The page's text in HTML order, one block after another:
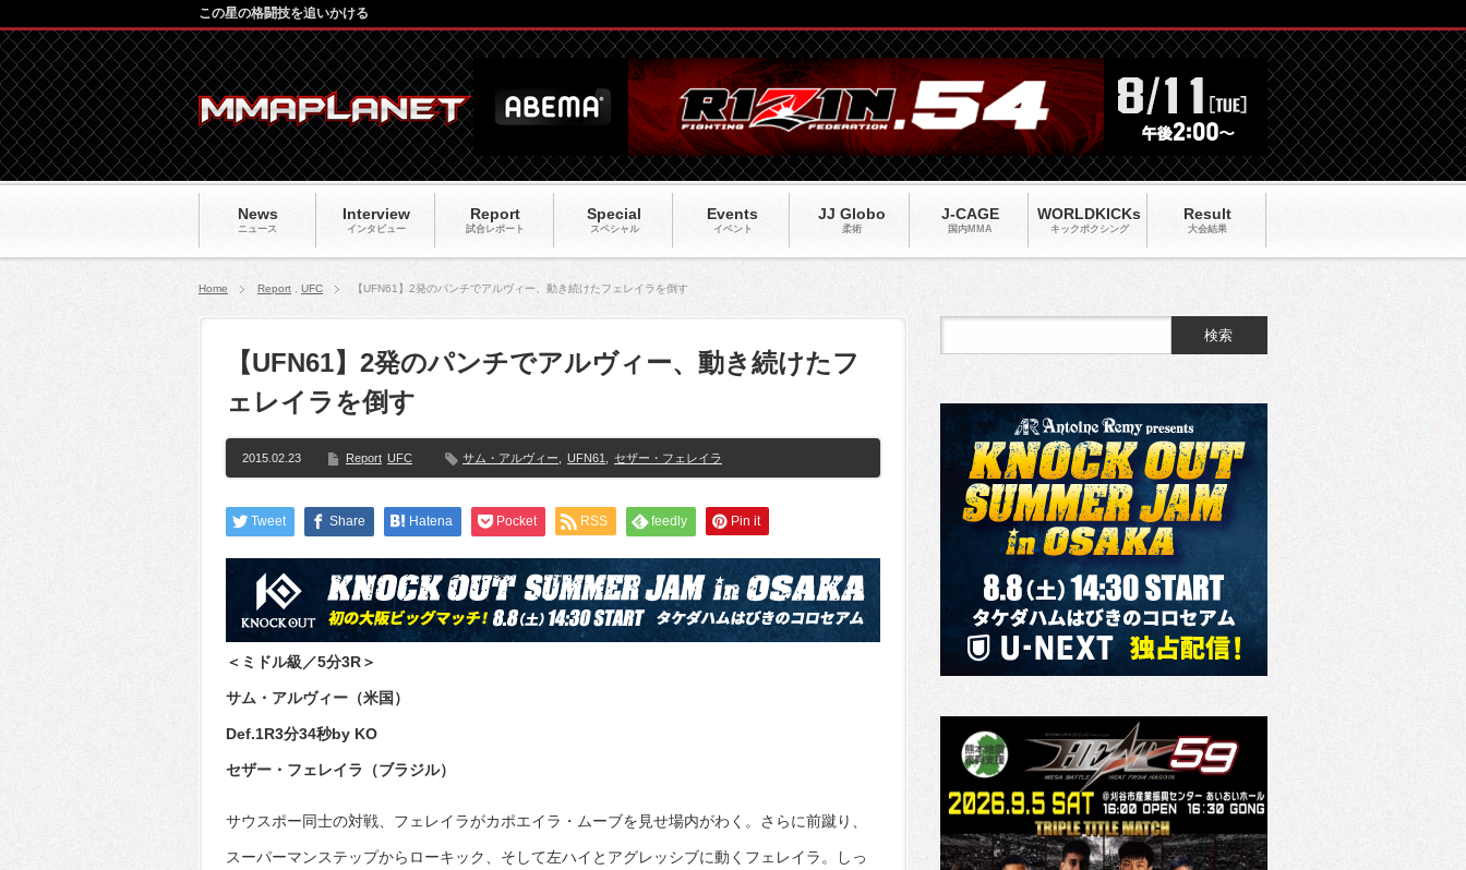
News
ニュース
Interview
インタビュー
Report
試合レポート
Special
スペシャル
Events
イベント
JJ Globo
柔術
J-CAGE
国内MMA
WORLDKICKs
キックポクシング
Result
大会結果
この星の格闘技を追いかける
Home Report UFC 【UFN61】2発のパンチでアルヴィー、動き続けたフェレイラを倒す
【UFN61】2発のパンチでアルヴィー、動き続けたフ
ェレイラを倒す
2015.02.23 Report UFC サム・アルヴィー UFN61 セザー・フェレイラ
Tweet Share Hatena Pocket RSS feedly Pin it
＜ミドル級／5分3R＞
サム・アルヴィー（米国）
Def.1R3分34秒by KO
セザー・フェレイラ（ブラジル）
サウスポー同士の対戦、フェレイラがカポエイラ・ムーブを見せ場内がわく。さらに前蹴り、
スーパーマンステップからローキック、そして左ハイとアグレッシブに動くフェレイラ。しっ